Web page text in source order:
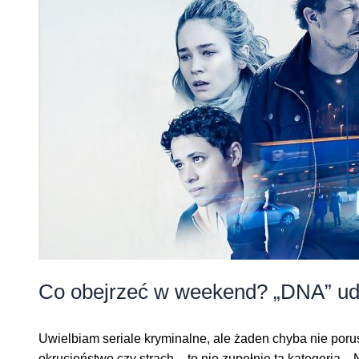
Co obejrzeć w weekend? „DNA”
Uwielbiam seriale kryminalne, ale żaden chyba nie